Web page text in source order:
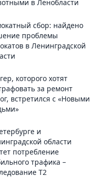
в Ленобласти
сбор: найдено
проблемы
в Ленинградской
которого хотят
за ремонт
встретился с «Новыми
и
области
потребление
трафика –
T2